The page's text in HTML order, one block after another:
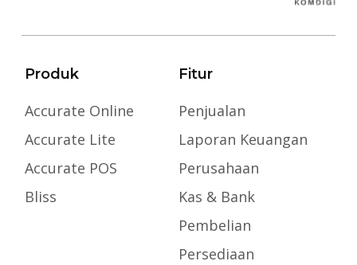
Produk
Accurate Online
Accurate Lite
Accurate POS
Bliss
Fitur
Penjualan
Laporan Keuangan
Perusahaan
Kas & Bank
Pembelian
Persediaan